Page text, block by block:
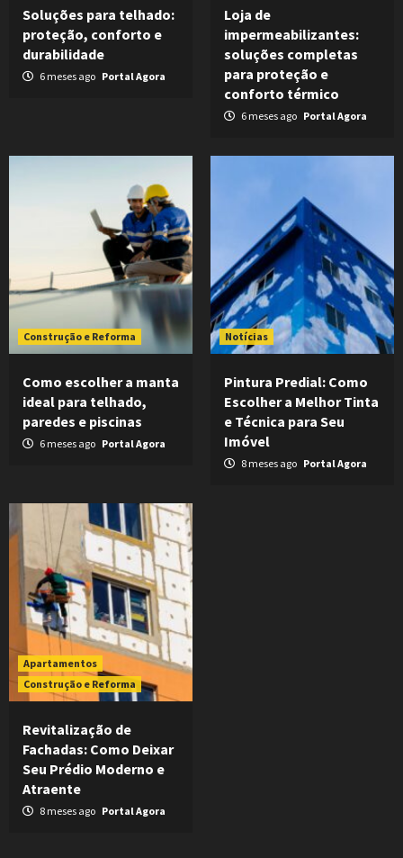
Soluções para telhado:
proteção, conforto e
durabilidade
6 meses ago Portal Agora
Loja de
impermeabilizantes:
soluções completas
para proteção e
conforto térmico
6 meses ago Portal Agora
Construção e Reforma
Como escolher a manta
ideal para telhado,
paredes e piscinas
6 meses ago Portal Agora
Notícias
Pintura Predial: Como
Escolher a Melhor Tinta
e Técnica para Seu
Imóvel
8 meses ago Portal Agora
Apartamentos
Construção e Reforma
Revitalização de
Fachadas: Como Deixar
Seu Prédio Moderno e
Atraente
8 meses ago Portal Agora